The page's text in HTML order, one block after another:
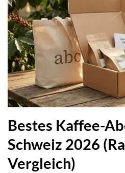
Bestes Kaffee-
Schweiz 2026
Vergleich)